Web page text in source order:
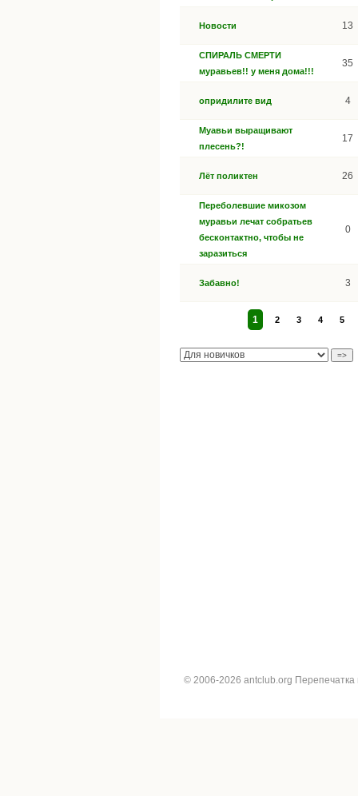
Новости 13
СПИРАЛЬ СМЕРТИ
муравьев!! у меня дома!!!
35
опридилите вид 4
Муавьи выращивают
плесень?!
17
Лёт поликтен 26
Переболевшие микозом
муравьи лечат собратьев
бесконтактно, чтобы не
заразиться
0
Забавно! 3
1 2 3 4 5
© 2006-2026 antclub.org Перепечатка